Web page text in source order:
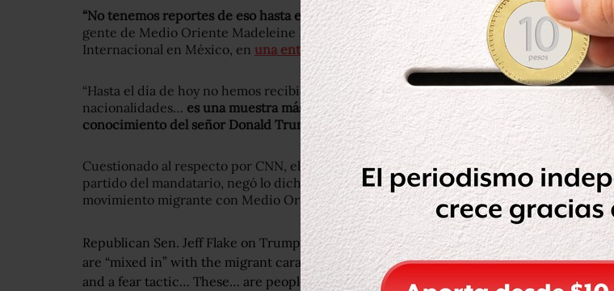
“No tenemos reportes de eso hasta este momento”, dijo sobre la posible presencia de
gente de Medio Oriente Madeleine Penman, investigadora de Amnistía
Internacional en México, en una entrevista con CNN en Español.
“Hasta el día de hoy no hemos recibido reportes de personas de esas
nacionalidades… es una muestra más de la falta de sensibilidad, y de la falta de
conocimiento del señor Donald Trump en este asunto”, agregó.
Cuestionado al respecto por CNN, el senador republicano Jeff Flake, compañero de
partido del mandatario, negó lo dicho por Trump, y dijo que tratar de vincular el
movimiento migrante con Medio Oriente, es una “táctica de miedo”.
Republican Sen. Jeff Flake on Trump’s tweet claiming “unknown Middle Easterners”
are “mixed in” with the migrant caravan: “No, that’s long been pretty much a canard
and a fear tactic… These… are people who are either fleeing violence or looking for